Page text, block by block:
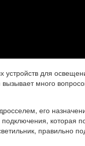
устройств для
много
его
которая
правильно